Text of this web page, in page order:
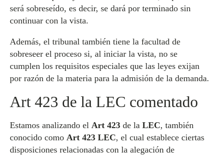
será sobreseído, es decir, se dará por terminado sin
continuar con la vista.
Además, el tribunal también tiene la facultad de
sobreseer el proceso si, al iniciar la vista, no se
cumplen los requisitos especiales que las leyes exijan
por razón de la materia para la admisión de la demanda.
Art 423 de la LEC comentado
Estamos analizando el Art 423 de la LEC, también
conocido como Art 423 LEC, el cual establece ciertas
disposiciones relacionadas con la alegación de